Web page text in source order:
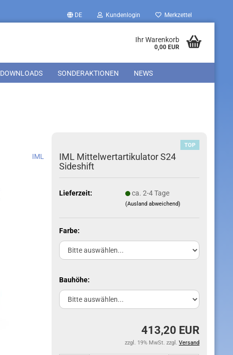
DE Kundenlogin Merkzettel
Ihr Warenkorb
0,00 EUR
DOWNLOADS SONDERAKTIONEN NEWS
IML
TOP
IML Mittelwertartikulator S24
Sideshift
Lieferzeit: ca. 2-4 Tage
(Ausland abweichend)
Farbe:
Bauhöhe:
413,20 EUR
zzgl. 19% MwSt. zzgl. Versand